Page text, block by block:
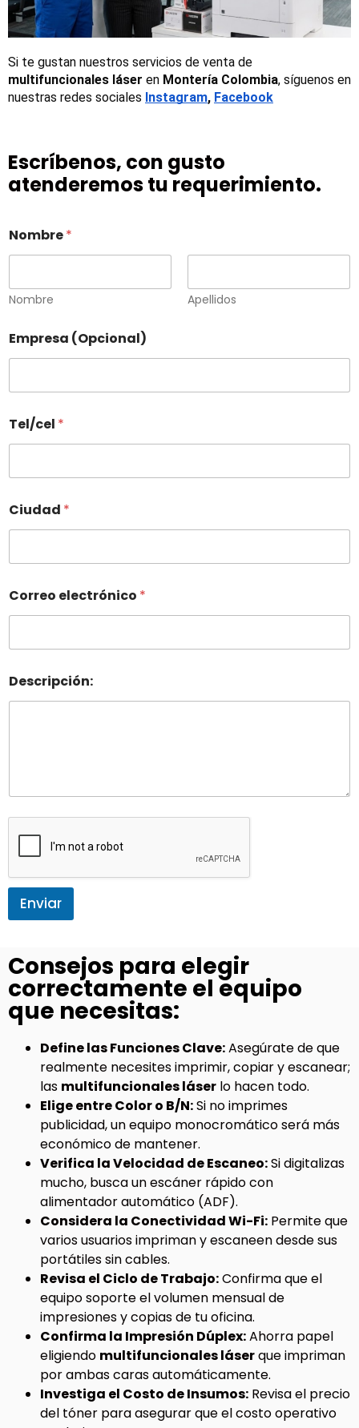
multifuncionales láser en Montería Colombia, síguenos en
nuestras redes sociales Instagram, Facebook
Escríbenos, con gusto
atenderemos tu requerimiento.
Nombre*
Nombre Apellidos
Empresa (Opcional)
Tel/cel *
Ciudad *
Correo electrónico *
Descripción:
Enviar
Consejos para elegir
correctamente el equipo
que necesitas:
Define las Funciones Clave:Asegúrate de que
realmente necesites imprimir, copiar y escanear;
las multifuncionales láser lo hacen todo.
Elige entre Color o B/N:Si no imprimes
publicidad, un equipo monocromático será más
económico de mantener.
Verifica la Velocidad de Escaneo:Si digitalizas
mucho, busca un escáner rápido con
alimentador automático (ADF).
Considera la Conectividad Wi-Fi: Permite que
varios usuarios impriman y escaneen desde sus
portátiles sin cables.
Revisa el Ciclo de Trabajo:Confirma que el
equipo soporte el volumen mensual de
impresiones y copias de tu oficina.
Confirma la Impresión Dúplex:Ahorra papel
eligiendo multifuncionales láserque impriman
por ambas caras automáticamente.
Investiga el Costo de Insumos: Revisa el precio
del tóner para asegurar que el costo operativo